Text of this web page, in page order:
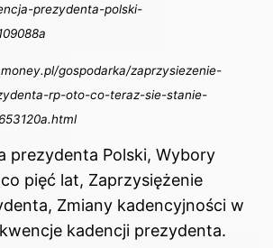
prezydenta-polski-
gospodarka/zaprzysiezenie-
rp-oto-co-teraz-sie-stanie-
prezydenta Polski, Wybory
pięć lat, Zaprzysiężenie
Zmiany kadencyjności w
kadencji prezydenta.